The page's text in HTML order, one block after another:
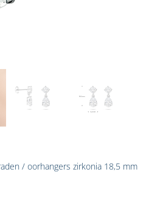
/ oorhangers zirkonia 18,5 mm